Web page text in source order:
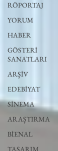
RÖPORTAJ
YORUM
HABER
GÖSTERİ
SANATLARI
ARŞİV
EDEBİYAT
SİNEMA
ARAŞTIRMA
BİENAL
TASARIM